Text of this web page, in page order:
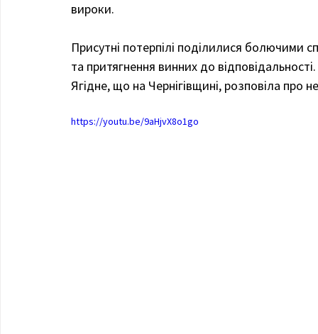
вироки.
Присутні потерпілі поділилися болючими
та притягнення винних до
Ягідне, що на Чернігівщині, розповіла про
https://youtu.be/9aHjvX8o1go